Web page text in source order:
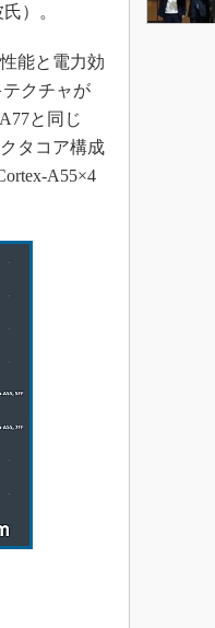
）。
能と電力効
クチャが
と同じ
タコア構成
A55×4